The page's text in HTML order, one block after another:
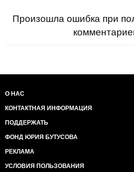
Произошла ошибка при
О НАС
КОНТАКТНАЯ ИНФОРМАЦИЯ
ПОДДЕРЖАТЬ
ФОНД ЮРИЯ БУТУСОВА
РЕКЛАМА
УСЛОВИЯ ПОЛЬЗОВАНИЯ